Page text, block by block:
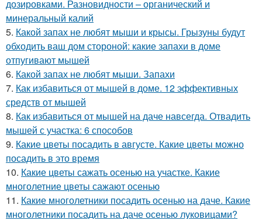
дозировками. Разновидности – органический и
минеральный калий
5. Какой запах не любят мыши и крысы. Грызуны будут
обходить ваш дом стороной: какие запахи в доме
отпугивают мышей
6. Какой запах не любят мыши. Запахи
7. Как избавиться от мышей в доме. 12 эффективных
средств от мышей
8. Как избавиться от мышей на даче навсегда. Отвадить
мышей с участка: 6 способов
9. Какие цветы посадить в августе. Какие цветы можно
посадить в это время
10. Какие цветы сажать осенью на участке. Какие
многолетние цветы сажают осенью
11. Какие многолетники посадить осенью на даче. Какие
многолетники посадить на даче осенью луковицами?